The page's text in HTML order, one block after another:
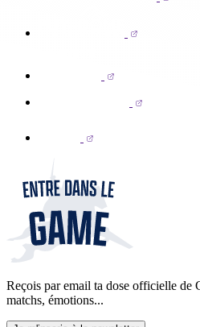
Reçois par email ta dose officielle de
matchs, émotions...